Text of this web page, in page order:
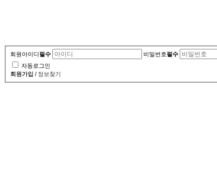
회원아이디필수 비밀번호필수
자동로그인
회원가입 / 정보찾기